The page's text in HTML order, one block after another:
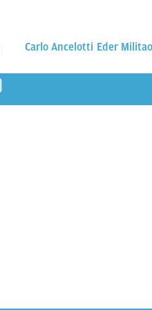
Carlo Ancelotti Eder Militao